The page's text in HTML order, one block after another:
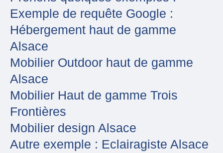
Exemple de requête Google :
Hébergement haut de gamme
Alsace
Mobilier Outdoor haut de gamme
Alsace
Mobilier Haut de gamme Trois
Frontières
Mobilier design Alsace
Autre exemple : Eclairagiste Alsace